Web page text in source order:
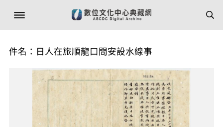
件名：日人在旅順龍口間安設水線事